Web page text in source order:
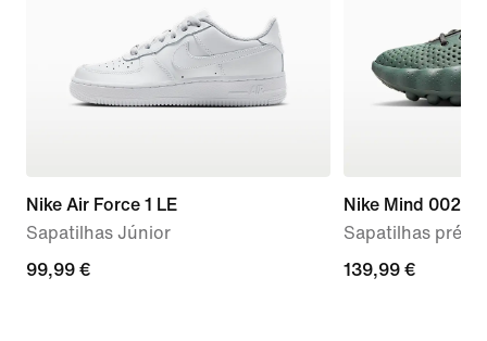
Nike Air Force 1 LE
Sapatilhas Júnior
99,99
99,99 €
Nike Mind 002
Sapatilhas pré-
139,99
139,99 €